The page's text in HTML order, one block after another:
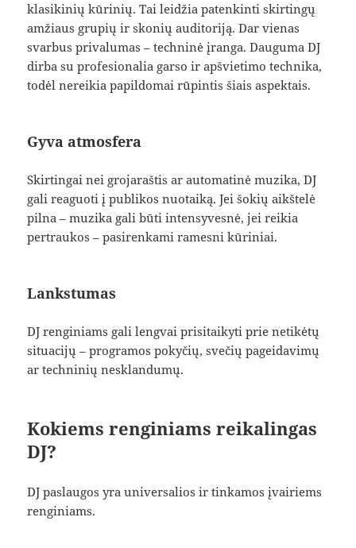
klasikinių kūrinių. Tai leidžia patenkinti skirtingų
amžiaus grupių ir skonių auditoriją. Dar vienas
svarbus privalumas – techninė įranga. Dauguma DJ
dirba su profesionalia garso ir apšvietimo technika,
todėl nereikia papildomai rūpintis šiais aspektais.
Gyva atmosfera
Skirtingai nei grojaraštis ar automatinė muzika, DJ
gali reaguoti į publikos nuotaiką. Jei šokių aikštelė
pilna – muzika gali būti intensyvesnė, jei reikia
pertraukos – pasirenkami ramesni kūriniai.
Lankstumas
DJ renginiams gali lengvai prisitaikyti prie netikėtų
situacijų – programos pokyčių, svečių pageidavimų
ar techninių nesklandumų.
Kokiems renginiams reikalingas
DJ?
DJ paslaugos yra universalios ir tinkamos įvairiems
renginiams.